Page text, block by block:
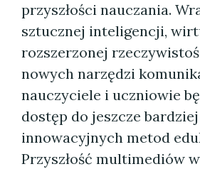
przyszłości nauczania.
sztucznej inteligencji,
rozszerzonej
nowych narzędzi
nauczyciele i uczniowie
dostęp do jeszcze bardziej
innowacyjnych metod
Przyszłość multimediów